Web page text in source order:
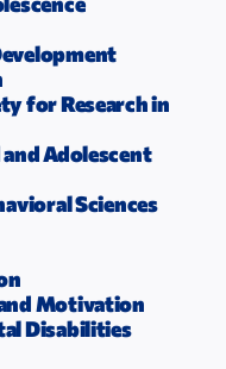
for Research in
Adolescent
Sciences
Motivation
Disabilities